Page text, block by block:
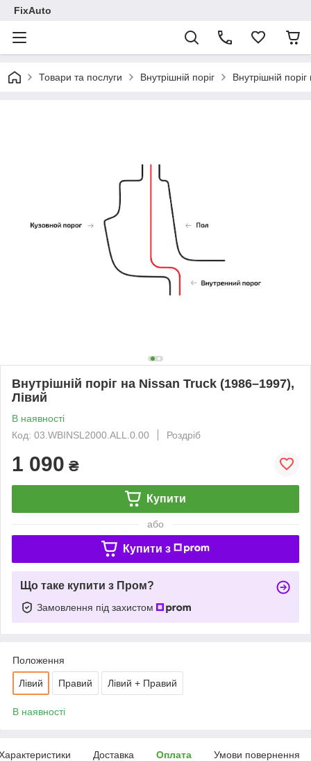
FixAuto
Товари та послуги Внутрішній поріг Внутрішній
Внутрішній поріг на Nissan Truck (1986–1997),
Лівий
В наявності
Код: 03.WBINSL2000.ALL.0.00
Роздріб
1 090 ₴
Купити
або
Купити з
Що таке купити з Пром?
Замовлення під захистом
Положення
Лівий Правий Лівий + Правий
В наявності
Доставка Оплата Умови повернення